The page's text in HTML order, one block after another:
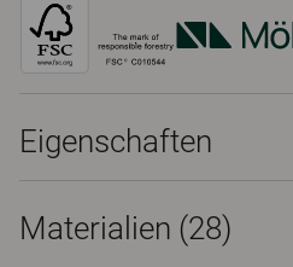
Eigenschaften
Materialien (28)